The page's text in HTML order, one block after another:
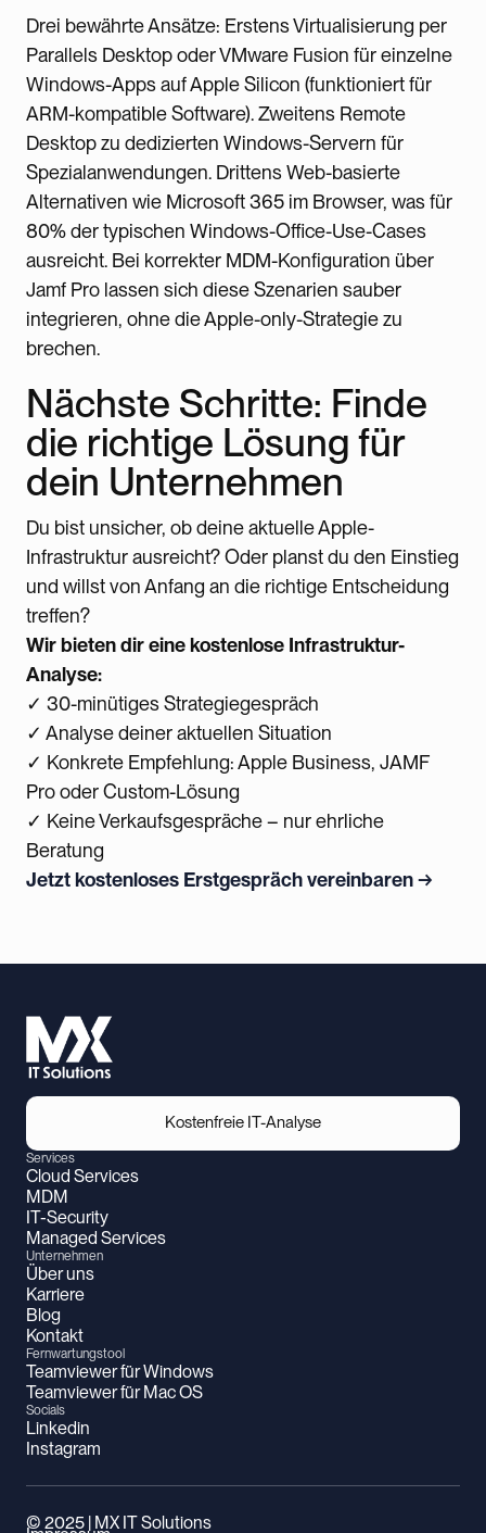
Drei bewährte Ansätze: Erstens Virtualisierung per
Parallels Desktop oder VMware Fusion für einzelne
Windows-Apps auf Apple Silicon (funktioniert für
ARM-kompatible Software). Zweitens Remote
Desktop zu dedizierten Windows-Servern für
Spezialanwendungen. Drittens Web-basierte
Alternativen wie Microsoft 365 im Browser, was für
80% der typischen Windows-Office-Use-Cases
ausreicht. Bei korrekter MDM-Konfiguration über
Jamf Pro lassen sich diese Szenarien sauber
integrieren, ohne die Apple-only-Strategie zu
brechen.
Nächste Schritte: Finde
die richtige Lösung für
dein Unternehmen
Du bist unsicher, ob deine aktuelle Apple-
Infrastruktur ausreicht? Oder planst du den Einstieg
und willst von Anfang an die richtige Entscheidung
treffen?
Wir bieten dir eine kostenlose Infrastruktur-
Analyse:
✓ 30-minütiges Strategiegespräch
✓ Analyse deiner aktuellen Situation
✓ Konkrete Empfehlung: Apple Business, JAMF
Pro oder Custom-Lösung
✓ Keine Verkaufsgespräche – nur ehrliche
Beratung
Jetzt kostenloses Erstgespräch vereinbaren →
Kostenfreie IT-Analyse
Services
Cloud Services
MDM
IT-Security
Managed Services
Unternehmen
Über uns
Karriere
Blog
Kontakt
Fernwartungstool
Teamviewer für Windows
Teamviewer für Mac OS
Socials
Linkedin
Instagram
© 2025 | MX IT Solutions